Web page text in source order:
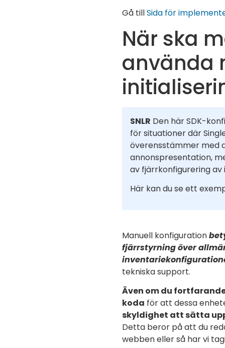
Gå tillSida för
När ska
använda
SNLR Den här SDK-
för situationer där
överensstämmer med
annonspresentation,
av fjärrkonfigurering av
Här kan du se ett
Manuell konfiguration
fjärrstyrning över
tekniska support.
Även om du
koda för att dessa
skyldighet att sätta
Detta beror på att du
webben eller så har vi